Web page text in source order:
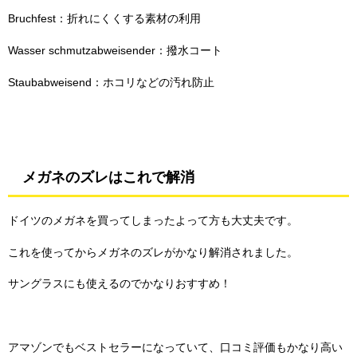
Bruchfest：折れにくくする素材の利用
Wasser schmutzabweisender：撥水コート
Staubabweisend：ホコリなどの汚れ防止
メガネのズレはこれで解消
ドイツのメガネを買ってしまったよって方も大丈夫です。
これを使ってからメガネのズレがかなり解消されました。
サングラスにも使えるのでかなりおすすめ！
アマゾンでもベストセラーになっていて、口コミ評価もかなり高い